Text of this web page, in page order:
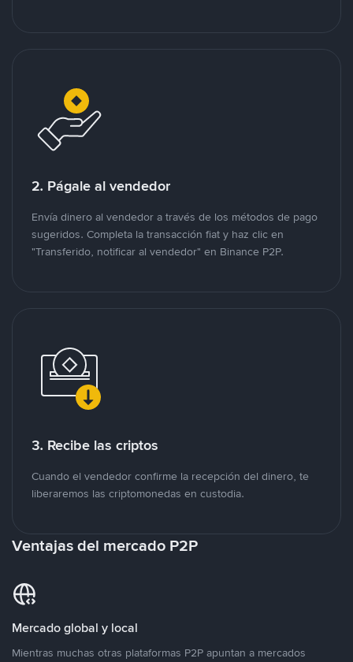
2. Págale al vendedor
Envía dinero al vendedor a través de los métodos de pago
sugeridos. Completa la transacción fiat y haz clic en
"Transferido, notificar al vendedor" en Binance P2P.
3. Recibe las criptos
Cuando el vendedor confirme la recepción del dinero, te
liberaremos las criptomonedas en custodia.
Ventajas del mercado P2P
Mercado global y local
Mientras muchas otras plataformas P2P apuntan a mercados